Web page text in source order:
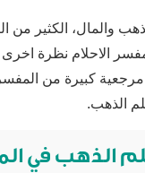
والمال، الكثير من
الاحلام نظرة
كبيرة من
الذهب.
الذهب في